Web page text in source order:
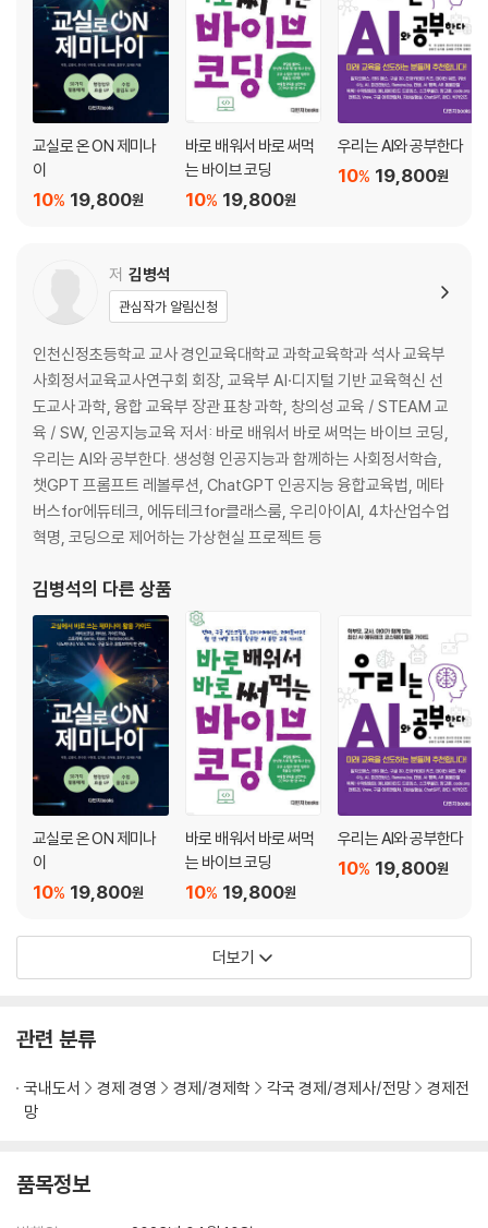
AI로 만드는 동영상
1. 일반적인 동영상 제작 방법
2. 챗GPT로 영상 제작하기
진로 상담
1. 진로 탐색
2. 챗GPT에 진로 상담하기
미래를 대비하는 인공지능 활용 프로젝트 교육
지식을 습득하고 활용하는 방식의 변화
1. 학습자 중심 교육
2. 프로젝트 학습
3. 캡스톤 디자인
4. STEM 캡스톤 디자인
영역 특수적 지식
1. 개인적 지식
2. 개인적 지식의 성장
4. 영역 특수적 지식의 성장
1. 문제 발견
2. 영역 특수적 지식 안에서의 문제 발견
3. 문제 발견에서 지식의 연결
4. 문제 발견 공간
5. 스키마 활동
6. 지식과 정보의 차이
7. 지식의 융합
8. 인지적 스캐폴딩(Cognitive Scaffolding)
9. 창의적 문제 발견과 혁신 교육
교실로 온 ON 제미나
이
19,800원
10%
바로 배워서 바로 써먹
는 바이브 코딩
19,800원
10%
우리는 AI와 공부한다
19,800원
10%
저 김병석
관심작가 알림신청
인천신정초등학교 교사 경인교육대학교 과학교육학과 석사 교육부
사회정서교육교사연구회 회장, 교육부 AI·디지털 기반 교육혁신 선
도교사 과학, 융합 교육부 장관 표창 과학, 창의성 교육 / STEAM 교
육 / SW, 인공지능교육 저서: 바로 배워서 바로 써먹는 바이브 코딩,
우리는 AI와 공부한다. 생성형 인공지능과 함께하는 사회정서학습,
챗GPT 프롬프트 레볼루션, ChatGPT 인공지능 융합교육법, 메타
버스for에듀테크, 에듀테크for클래스룸, 우리아이AI, 4차산업수업
혁명, 코딩으로 제어하는 가상현실 프로젝트 등
김병석의 다른 상품
교실로 온 ON 제미나
이
19,800원
10%
바로 배워서 바로 써먹
는 바이브 코딩
19,800원
10%
우리는 AI와 공부한다
19,800원
10%
더보기
관련 분류
국내도서 경제 경영 경제/경제학 각국 경제/경제사/전망
경제전
망
품목정보